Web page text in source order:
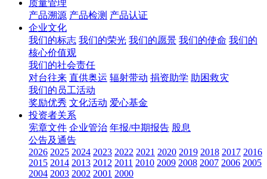
质量管理
产品溯源 产品检测 产品认证
企业文化
我们的标志 我们的荣光 我们的愿景 我们的使命 我们的
核心价值观
我们的社会责任
对台往来 直供奥运 辐射带动 捐资助学 助困救灾
我们的员工活动
奖励优秀 文化活动 爱心基金
投资者关系
宪章文件 企业管治 年报/中期报告 股息
公告及通告
2026 2025 2024 2023 2022 2021 2020 2019 2018 2017 2016
2015 2014 2013 2012 2011 2010 2009 2008 2007 2006 2005
2004 2003 2002 2001 2000